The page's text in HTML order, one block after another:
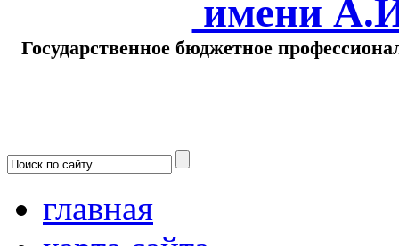
имени
Государственное бюджетное
главная